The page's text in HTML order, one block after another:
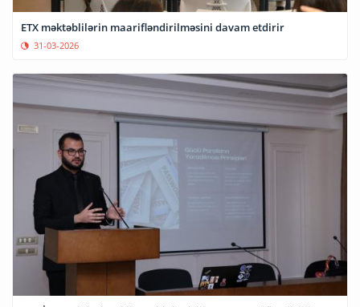
ETX məktəblilərin maarifləndirilməsini davam etdirir
31-03-2026